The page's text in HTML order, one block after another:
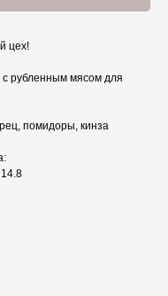
цех!
рубленным мясом для
помидоры, кинза